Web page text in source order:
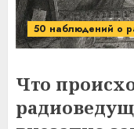
50 наблюдений о
Что